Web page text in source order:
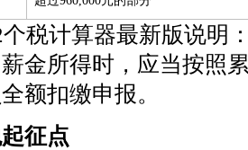
个税计算器最新版说明
金所得时，应当按照
额扣缴申报。
征点